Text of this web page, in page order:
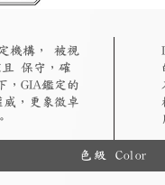
機構， 被視
且 保守，確
，GIA鑑定的
，更象徵卓
色級 Color